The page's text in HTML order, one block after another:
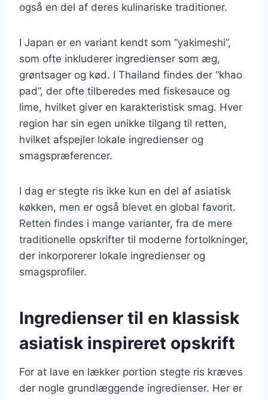
også en del af deres kulinariske traditioner.
I Japan er en variant kendt som “yakimeshi”,
som ofte inkluderer ingredienser som æg,
grøntsager og kød. I Thailand findes der “khao
pad”, der ofte tilberedes med fiskesauce og
lime, hvilket giver en karakteristisk smag. Hver
region har sin egen unikke tilgang til retten,
hvilket afspejler lokale ingredienser og
smagspræferencer.
I dag er stegte ris ikke kun en del af asiatisk
køkken, men er også blevet en global favorit.
Retten findes i mange varianter, fra de mere
traditionelle opskrifter til moderne fortolkninger,
der inkorporerer lokale ingredienser og
smagsprofiler.
Ingredienser til en klassisk
asiatisk inspireret opskrift
For at lave en lækker portion stegte ris kræves
der nogle grundlæggende ingredienser. Her er